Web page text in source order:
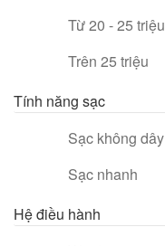
Từ 20 - 25 triệu
Trên 25 triệu
Tính năng sạc
Sạc không dây
Sạc nhanh
Hệ điều hành